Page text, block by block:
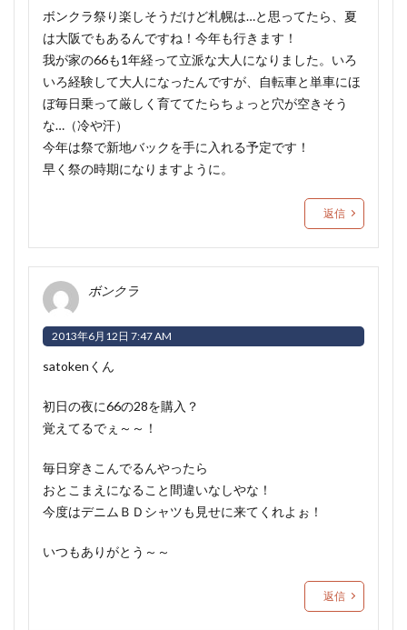
ボンクラ祭り楽しそうだけど札幌は…と思ってたら、夏
は大阪でもあるんですね！今年も行きます！
我が家の66も1年経って立派な大人になりました。いろ
いろ経験して大人になったんですが、自転車と単車にほ
ぼ毎日乗って厳しく育ててたらちょっと穴が空きそう
な…（冷や汗）
今年は祭で新地バックを手に入れる予定です！
早く祭の時期になりますように。
返信
ボンクラ
2013年6月12日 7:47 AM
satokenくん
初日の夜に66の28を購入？
覚えてるでぇ～～！
毎日穿きこんでるんやったら
おとこまえになること間違いなしやな！
今度はデニムＢＤシャツも見せに来てくれよぉ！
いつもありがとう～～
返信